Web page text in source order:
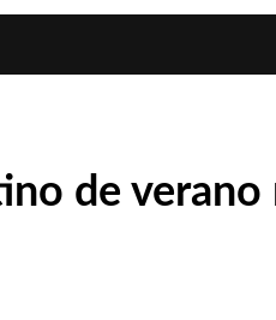
de verano